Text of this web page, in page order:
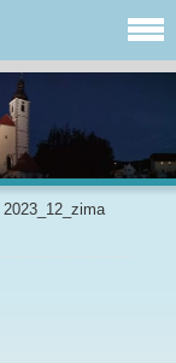
2023_12_zima